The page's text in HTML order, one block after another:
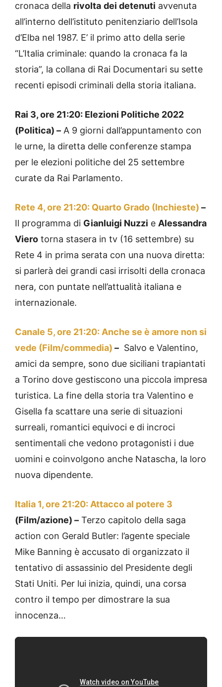
cronaca della rivolta dei detenuti avvenuta
all’interno dell’istituto penitenziario dell’Isola
d’Elba nel 1987. E’ il primo atto della serie
“L’Italia criminale: quando la cronaca fa la
storia”, la collana di Rai Documentari su sette
recenti episodi criminali della storia italiana.
Rai 3, ore 21:20: Elezioni Politiche 2022
(Politica) – A 9 giorni dall’appuntamento con
le urne, la diretta delle conferenze stampa
per le elezioni politiche del 25 settembre
curate da Rai Parlamento.
Rete 4, ore 21:20: Quarto Grado (Inchieste) –
Il programma di Gianluigi Nuzzi e Alessandra
Viero torna stasera in tv (16 settembre) su
Rete 4 in prima serata con una nuova diretta:
si parlerà dei grandi casi irrisolti della cronaca
nera, con puntate nell’attualità italiana e
internazionale.
Canale 5, ore 21:20: Anche se è amore non si
vede (Film/commedia) – Salvo e Valentino,
amici da sempre, sono due siciliani trapiantati
a Torino dove gestiscono una piccola impresa
turistica. La fine della storia tra Valentino e
Gisella fa scattare una serie di situazioni
surreali, romantici equivoci e di incroci
sentimentali che vedono protagonisti i due
uomini e coinvolgono anche Natascha, la loro
nuova dipendente.
Italia 1, ore 21:20: Attacco al potere 3
(Film/azione) – Terzo capitolo della saga
action con Gerald Butler: l’agente speciale
Mike Banning è accusato di organizzato il
tentativo di assassinio del Presidente degli
Stati Uniti. Per lui inizia, quindi, una corsa
contro il tempo per dimostrare la sua
innocenza…